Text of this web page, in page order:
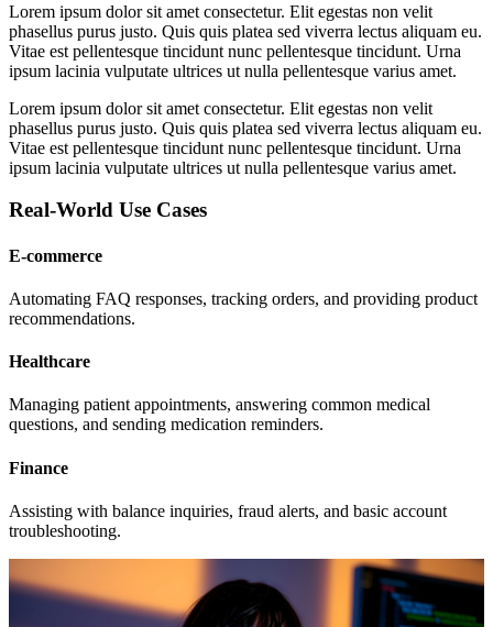
Lorem ipsum dolor sit amet consectetur. Elit egestas non velit
phasellus purus justo. Quis quis platea sed viverra lectus aliquam eu.
Vitae est pellentesque tincidunt nunc pellentesque tincidunt. Urna
ipsum lacinia vulputate ultrices ut nulla pellentesque varius amet.
Lorem ipsum dolor sit amet consectetur. Elit egestas non velit
phasellus purus justo. Quis quis platea sed viverra lectus aliquam eu.
Vitae est pellentesque tincidunt nunc pellentesque tincidunt. Urna
ipsum lacinia vulputate ultrices ut nulla pellentesque varius amet.
Real-World Use Cases
E-commerce
Automating FAQ responses, tracking orders, and providing product
recommendations.
Healthcare
Managing patient appointments, answering common medical
questions, and sending medication reminders.
Finance
Assisting with balance inquiries, fraud alerts, and basic account
troubleshooting.